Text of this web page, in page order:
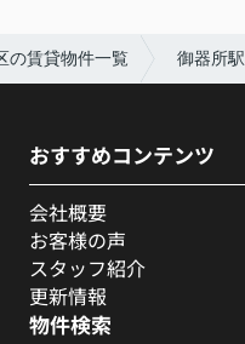
の賃貸物件一覧 御器所駅
おすすめコンテンツ
会社概要
お客様の声
スタッフ紹介
更新情報
物件検索